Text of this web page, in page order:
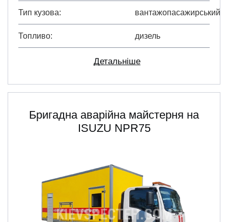
Тип кузова вантажопасажирський
Топливо дизель
Детальніше
Бригадна аварійна майстерня на
ISUZU NPR75